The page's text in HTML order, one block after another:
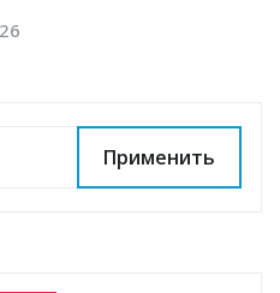
Применить